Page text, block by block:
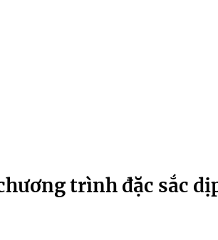
trình đặc sắc